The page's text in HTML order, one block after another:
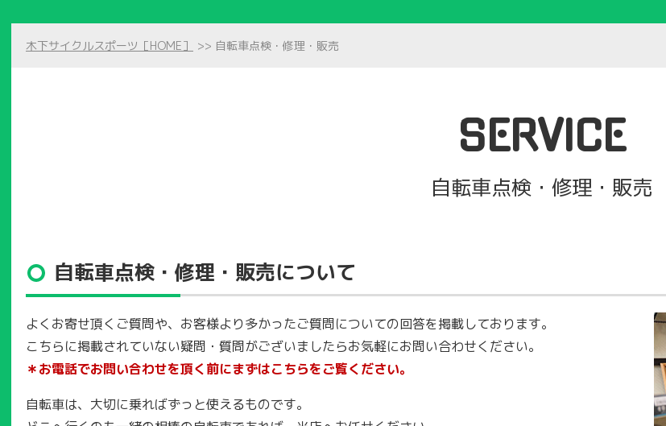
木下サイクルスポーツ［HOME］ 自転車点検・修理・販売
SERVICE
自転車点検・修理・販売
自転車点検・修理・販売について
よくお寄せ頂くご質問や、お客様より多かったご質問についての回答を掲載しております。
​​​​​​​こちらに掲載されていない疑問・質問がございましたらお気軽にお問い合わせください。
＊お電話でお問い合わせを頂く前にまずはこちらをご覧ください。
自転車は、大切に乗ればずっと使えるものです。